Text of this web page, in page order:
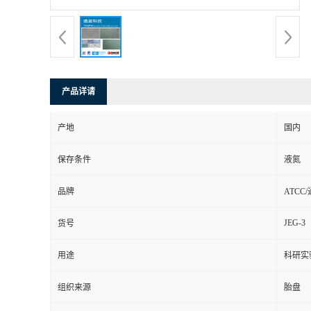
产品详请
产地 国内
保存条件 液氮
品牌 ATCC/
货号 JEG-3
用途 科研实
组织来源 胎盘